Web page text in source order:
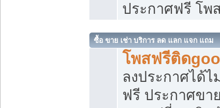
ประกาศฟรี โพ
ซื้อ ขาย เช่า บริการ ลด แลก แจก แถม
โพสฟรีติด
ลงประกาศได้
ฟรี ประกาศข